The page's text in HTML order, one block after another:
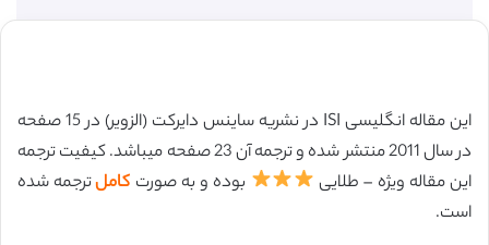
این مقاله انگلیسی ISI در نشریه ساینس دایرکت (الزویر) در 15 صفحه
در سال 2011 منتشر شده و ترجمه آن 23 صفحه میباشد. کیفیت ترجمه
این مقاله ویژه – طلایی
بوده و به صورت کاملترجمه شده
است.